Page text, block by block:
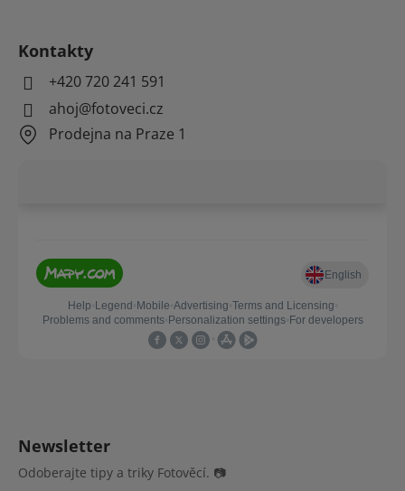
Kontakty
+420 720 241 591
ahoj@fotoveci.cz
Prodejna na Praze 1
Newsletter
Odoberajte tipy a triky Fotověcí. 📷